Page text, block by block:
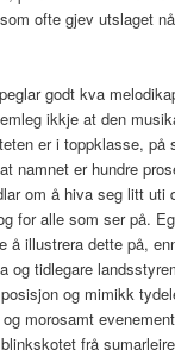
ofte gjev utslaget
godt kva
ikkje at den
er i toppklasse, på
namnet er hundre
om å hiva seg litt uti
for alle som ser på.
å illustrera dette på,
og tidlegare
og mimikk
morosamt
frå